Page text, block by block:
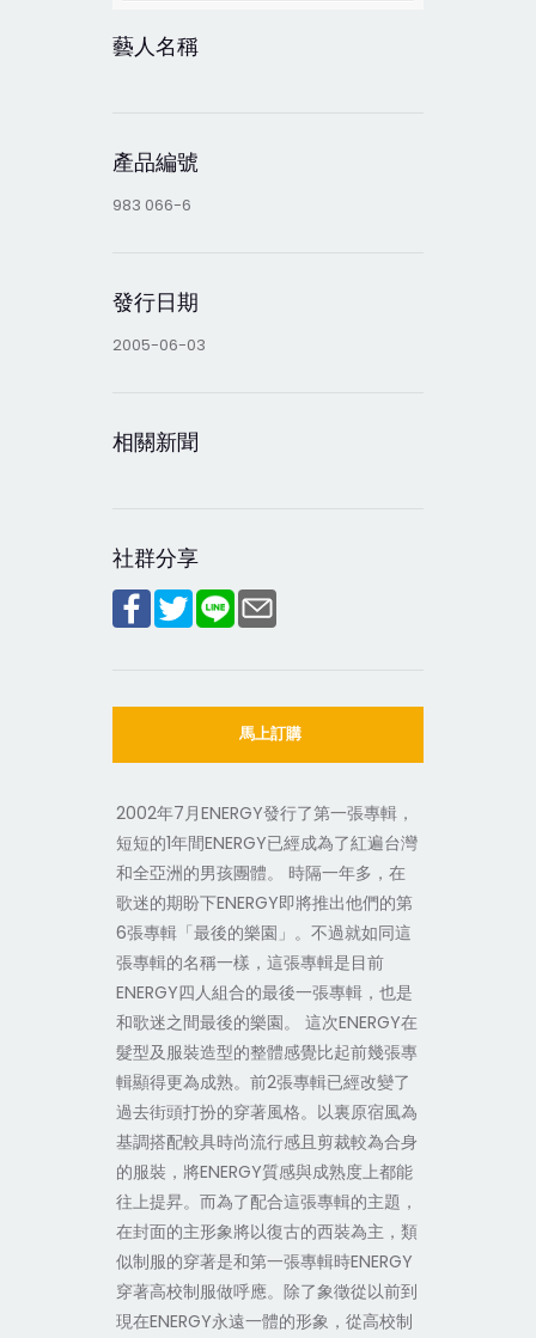
藝人名稱
產品編號
983 066-6
發行日期
2005-06-03
相關新聞
社群分享
馬上訂購
2002年7月ENERGY發行了第一張專輯，
短短的1年間ENERGY已經成為了紅遍台灣
和全亞洲的男孩團體。 時隔一年多，在
歌迷的期盼下ENERGY即將推出他們的第
6張專輯「最後的樂園」。不過就如同這
張專輯的名稱一樣，這張專輯是目前
ENERGY四人組合的最後一張專輯，也是
和歌迷之間最後的樂園。 這次ENERGY在
髮型及服裝造型的整體感覺比起前幾張專
輯顯得更為成熟。前2張專輯已經改變了
過去街頭打扮的穿著風格。以裏原宿風為
基調搭配較具時尚流行感且剪裁較為合身
的服裝，將ENERGY質感與成熟度上都能
往上提昇。而為了配合這張專輯的主題，
在封面的主形象將以復古的西裝為主，類
似制服的穿著是和第一張專輯時ENERGY
穿著高校制服做呼應。除了象徵從以前到
現在ENERGY永遠一體的形象，從高校制